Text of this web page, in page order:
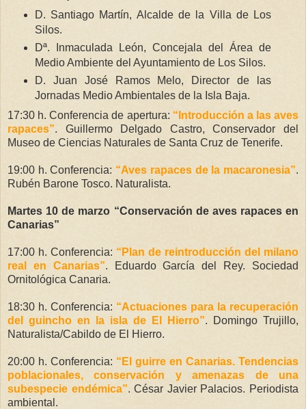
D. Santiago Martín, Alcalde de la Villa de Los
Silos.
Dª. Inmaculada León, Concejala del Área de
Medio Ambiente del Ayuntamiento de Los Silos.
D. Juan José Ramos Melo, Director de las
Jornadas Medio Ambientales de la Isla Baja.
17:30 h. Conferencia de apertura: “Introducción a las aves
rapaces”. Guillermo Delgado Castro, Conservador del
Museo de Ciencias Naturales de Santa Cruz de Tenerife.
19:00 h. Conferencia: “Aves rapaces de la macaronesia”.
Rubén Barone Tosco. Naturalista.
Martes 10 de marzo “Conservación de aves rapaces en
Canarias”
17:00 h. Conferencia: “Plan de reintroducción del milano
real en Canarias”. Eduardo García del Rey. Sociedad
Ornitológica Canaria.
18:30 h. Conferencia: “Actuaciones para la recuperación
del guincho en la isla de El Hierro”. Domingo Trujillo,
Naturalista/Cabildo de El Hierro.
20:00 h. Conferencia: “El guirre en Canarias. Tendencias
poblacionales, conservación y amenazas de una
subespecie endémica”. César Javier Palacios. Periodista
ambiental.